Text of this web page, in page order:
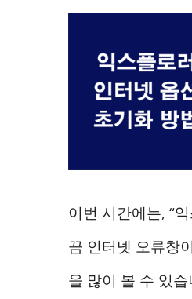
이번 시간에는, “
끔 인터넷 오류창
을 많이 볼 수 있